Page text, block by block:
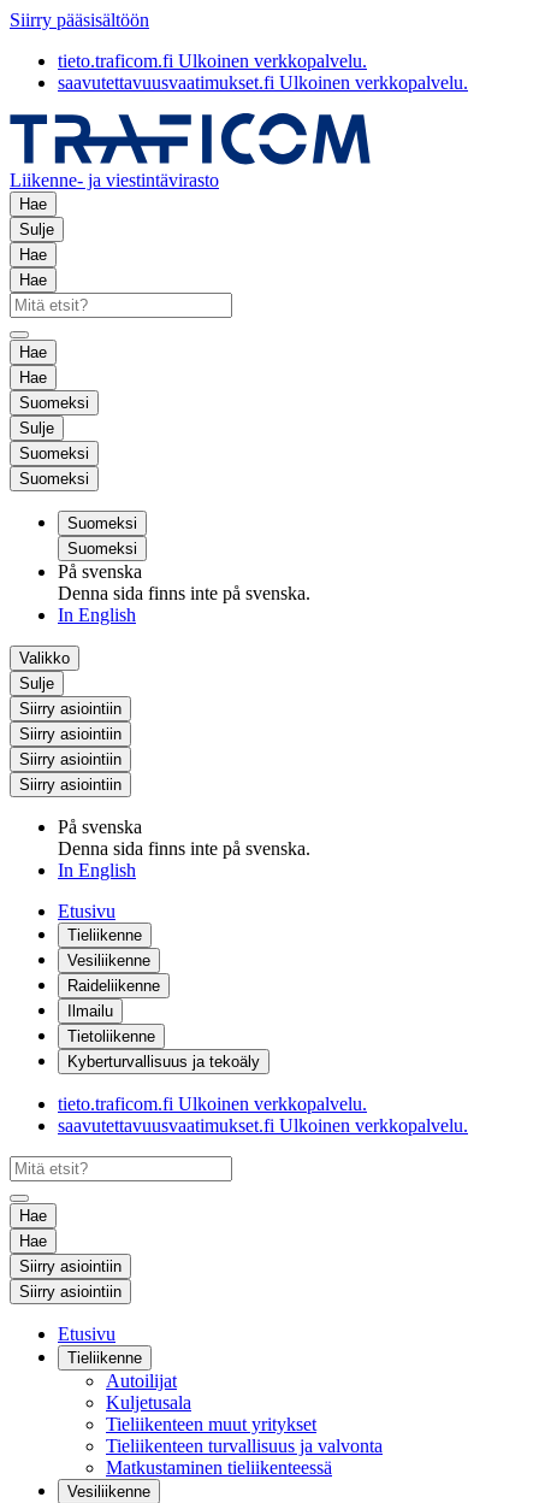
Siirry pääsisältöön
tieto.traficom.fi Ulkoinen verkkopalvelu.
saavutettavuusvaatimukset.fi Ulkoinen verkkopalvelu.
Liikenne- ja viestintävirasto
Hae
Sulje
Hae
Hae
Hae
Hae
Suomeksi
Sulje
Suomeksi
Suomeksi
Suomeksi
Suomeksi
På svenska
Denna sida finns inte på svenska.
In English
Valikko
Sulje
Siirry asiointiin
Siirry asiointiin
Siirry asiointiin
Siirry asiointiin
På svenska
Denna sida finns inte på svenska.
In English
Etusivu
Tieliikenne
Vesiliikenne
Raideliikenne
Ilmailu
Tietoliikenne
Kyberturvallisuus ja tekoäly
tieto.traficom.fi Ulkoinen verkkopalvelu.
saavutettavuusvaatimukset.fi Ulkoinen verkkopalvelu.
Hae
Hae
Siirry asiointiin
Siirry asiointiin
Etusivu
Tieliikenne
Autoilijat
Kuljetusala
Tieliikenteen muut yritykset
Tieliikenteen turvallisuus ja valvonta
Matkustaminen tieliikenteessä
Vesiliikenne